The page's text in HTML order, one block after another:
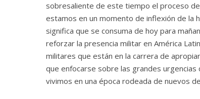
sobresaliente de este tiempo el proceso
estamos en un momento de inflexión de la
significa que se consuma de hoy para
reforzar la presencia militar en América
militares que están en la carrera de
que enfocarse sobre las grandes
vivimos en una época rodeada de nuevos